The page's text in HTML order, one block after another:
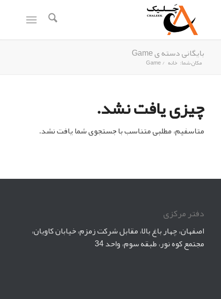
بایگانی دسته ی Game
مکان شما: خانه /
Game
چیزی یافت نشد.
متاسفیم، مطلبی متناسب با جستجوی شما یافت نشد.
دفتر مرکزی
اصفهان، چهار باغ بالا، مقابل شرکت زمزم، خیابان کاویان،
مجتمع کوه نور، طبقه سوم، واحد 34